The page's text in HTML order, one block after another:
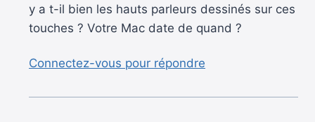
y a t-il bien les hauts parleurs dessinés sur ces
touches ? Votre Mac date de quand ?
Connectez-vous pour répondre